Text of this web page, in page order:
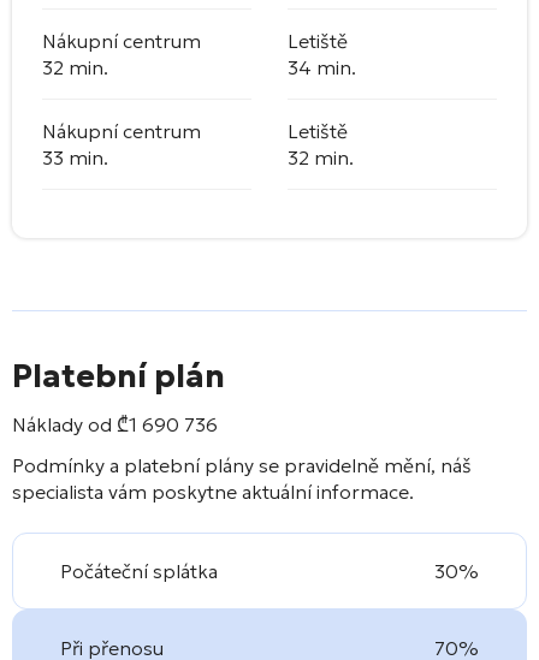
Nákupní centrum
32 min.
Letiště
34 min.
Nákupní centrum
33 min.
Letiště
32 min.
Platební plán
Náklady od ₾1 690 736
Podmínky a platební plány se pravidelně mění, náš
specialista vám poskytne aktuální informace.
Počáteční splátka 30%
Při přenosu 70%